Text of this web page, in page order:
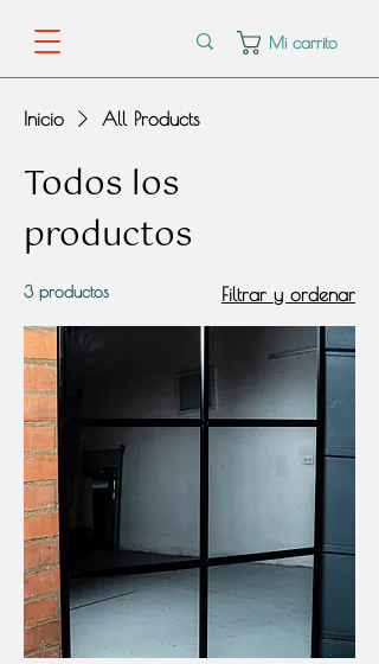
Mi carrito
Inicio All Products
Todos los
productos
3 productos Filtrar y ordenar